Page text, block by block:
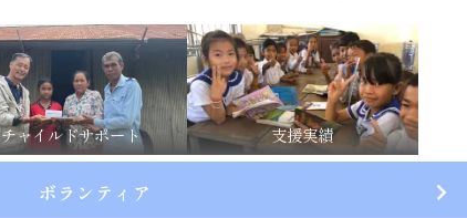
チャイルドサポート 支援実績
ボランティア